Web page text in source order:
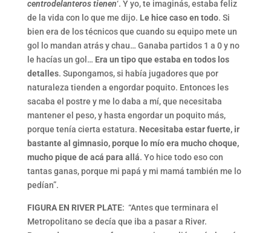
centrodelanteros tienen‘. Y yo, te imaginás, estaba feliz
de la vida con lo que me dijo. Le hice caso en todo. Si
bien era de los técnicos que cuando su equipo mete un
gol lo mandan atrás y chau… Ganaba partidos 1 a 0 y no
le hacías un gol… Era un tipo que estaba en todos los
detalles. Supongamos, si había jugadores que por
naturaleza tienden a engordar poquito. Entonces les
sacaba el postre y me lo daba a mí, que necesitaba
mantener el peso, y hasta engordar un poquito más,
porque tenía cierta estatura. Necesitaba estar fuerte, ir
bastante al gimnasio, porque lo mío era mucho choque,
mucho pique de acá para allá. Yo hice todo eso con
tantas ganas, porque mi papá y mi mamá también me lo
pedían”.
FIGURA EN RIVER PLATE: “Antes que terminara el
Metropolitano se decía que iba a pasar a River.